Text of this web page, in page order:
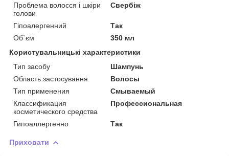
Проблема волосся і шкіри
голови
Свербіж
Гіпоалергенний
Так
Об`єм
350 мл
Користувальницькі характеристики
Тип засобу
Шампунь
Область застосування
Волосы
Тип применения
Смываемый
Классификация
косметического средства
Профессиональная
Гипоаллергенно Так
Приховати